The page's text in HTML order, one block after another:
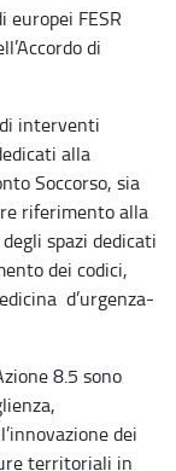
europei FESR
di
interventi
alla
Soccorso, sia
riferimento alla
spazi dedicati
dei codici,
d’urgenza-
8.5 sono
dei
territoriali in